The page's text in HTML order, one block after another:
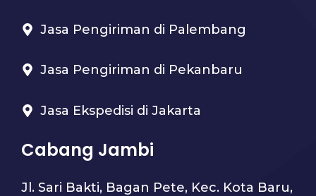
Jasa Pengiriman di Palembang
Jasa Pengiriman di Pekanbaru
Jasa Ekspedisi di Jakarta
Cabang Jambi
Jl. Sari Bakti, Bagan Pete, Kec. Kota Baru,